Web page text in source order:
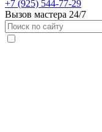
+7 (925) 544-77-29
Вызов мастера 24/7